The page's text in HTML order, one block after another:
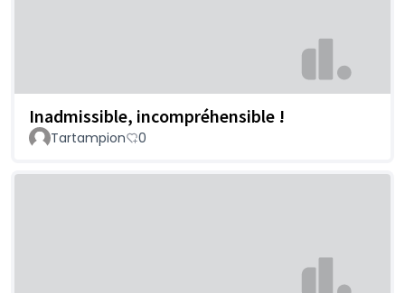
Inadmissible, incompréhensible !
Tartampion 0